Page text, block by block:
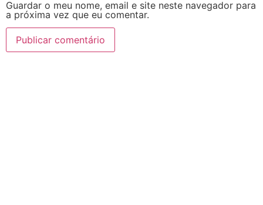
Guardar o meu nome, email e site neste navegador para
a próxima vez que eu comentar.